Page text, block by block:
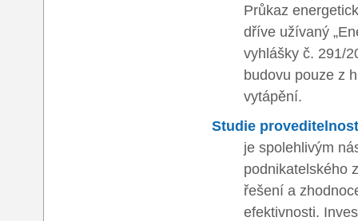
Průkaz
dříve užívaný
vyhlášky č. 291/
budovu pouze z
vytápění.
Studie
je spolehlivým
podnikatelského
řešení a
efektivnosti.